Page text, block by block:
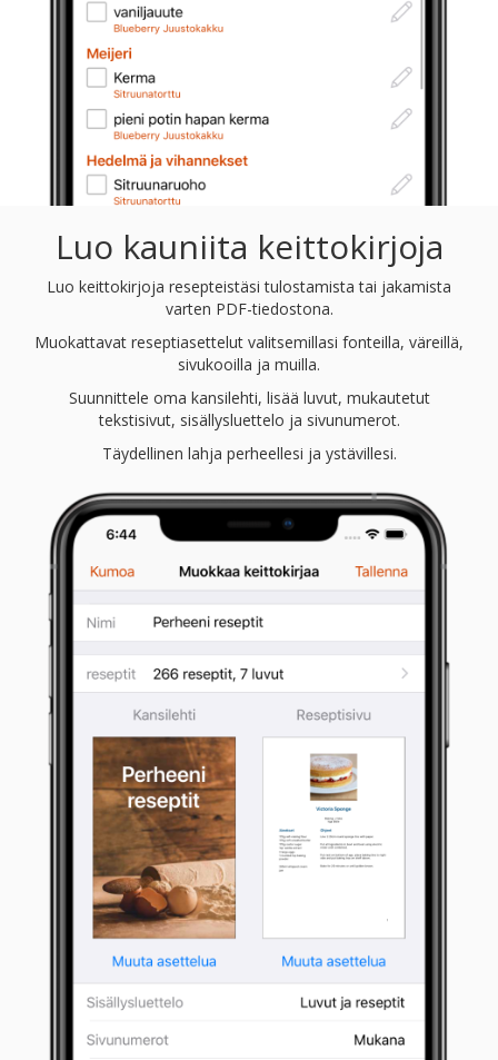
Luo kauniita keittokirjoja
Luo keittokirjoja resepteistäsi tulostamista tai jakamista
varten PDF-tiedostona.
Muokattavat reseptiasettelut valitsemillasi fonteilla, väreillä,
sivukooilla ja muilla.
Suunnittele oma kansilehti, lisää luvut, mukautetut
tekstisivut, sisällysluettelo ja sivunumerot.
Täydellinen lahja perheellesi ja ystävillesi.